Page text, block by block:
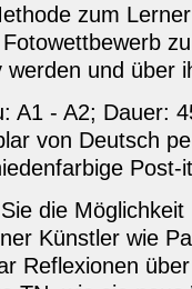
zum
werden und über
A1 - A2; Dauer:
von Deutsch
Post-
die
Künstler wie
Reflexionen